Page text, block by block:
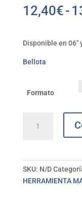
12,40€-
Disponible en 06″
Bellota
Formato
redonda
SKU: N/D
HERRAMIENTA